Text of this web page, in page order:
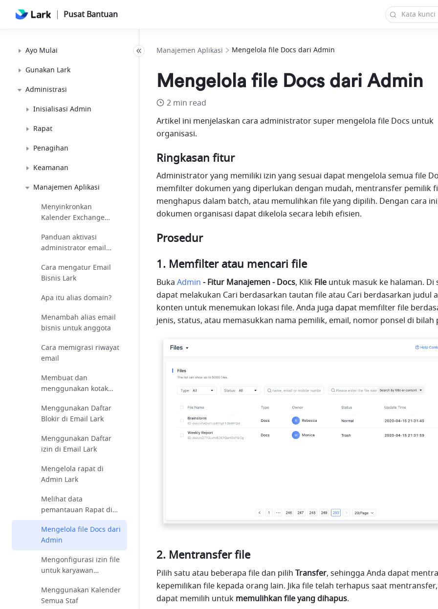
Pusat Bantuan
Ayo Mulai
Gunakan Lark
Administrasi
Inisialisasi Admin
Rapat
Penagihan
Keamanan
Manajemen Aplikasi
Menyinkronkan
Kalender Exchange
Panduan aktivasi
administrator email
Cara mengatur Email
Bisnis Lark
Apa itu alias domain?
Menambah alias email
bisnis untuk anggota
Cara memigrasi riwayat
email
Membuat dan
menggunakan kotak
Menggunakan Daftar
Blokir di Email Lark
Menggunakan Daftar
izin di Email Lark
Mengelola rapat di
Admin Lark
Melihat data
pemantauan Rapat di
Admin
Mengelola file Docs dari
Admin
Mengonfigurasi izin file
untuk karyawan
Menggunakan Kalender
Semua Staf
Manajemen Aplikasi Mengelola file Docs dari Admin
Mengelola file Docs dari Admin
2 min read
Artikel ini menjelaskan cara administrator super mengelola file Docs untuk
organisasi.
Ringkasan fitur
Administrator yang memiliki izin yang sesuai dapat mengelola semua file
memfilter dokumen yang diperlukan dengan mudah, mentransfer pemilik
menghapus dalam batch, atau memulihkan file yang dipilih. Dengan cara
dokumen organisasi dapat dikelola secara lebih efisien.
Prosedur
Memfilter atau mencari file
Buka Admin - Fitur Manajemen - Docs, Klik File untuk masuk ke halaman. Di
dapat melakukan Cari berdasarkan tautan file atau Cari berdasarkan judul
konten untuk menemukan lokasi file. Anda juga dapat memfilter file
jenis, status, atau memasukkan nama pemilik, email, nomor ponsel di bilah
Mentransfer file
Pilih satu atau beberapa file dan pilih Transfer, sehingga Anda dapat
kepemilikan file kepada orang lain. Jika file telah terhapus saat
dapat memilih untuk memulihkan file yang dihapus.